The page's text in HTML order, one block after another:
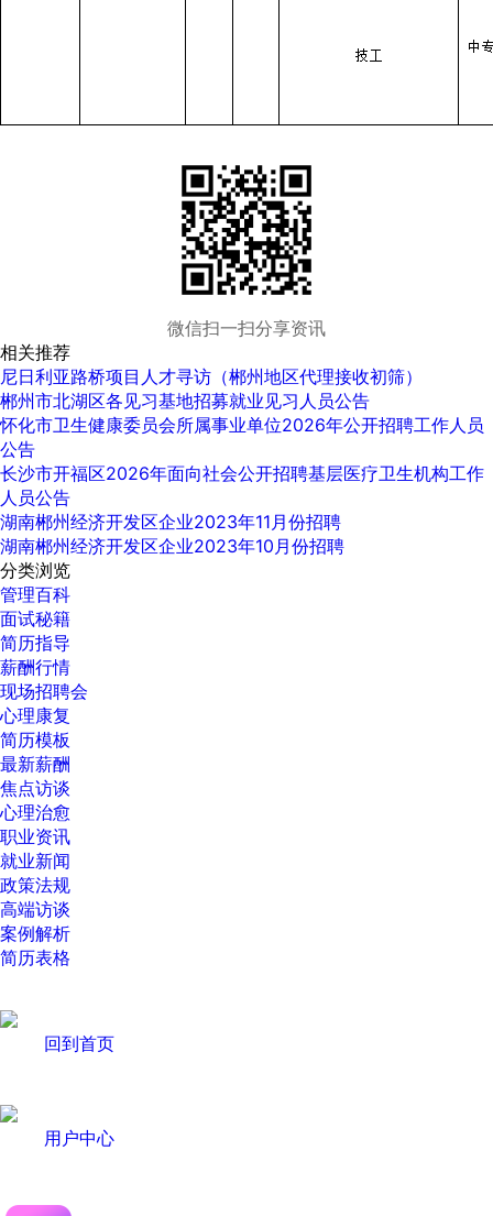
微信扫一扫分享资讯
相关推荐
尼日利亚路桥项目人才寻访（郴州地区代理接收初筛）
郴州市北湖区各见习基地招募就业见习人员公告
怀化市卫生健康委员会所属事业单位2026年公开招聘工作人员
公告
长沙市开福区2026年面向社会公开招聘基层医疗卫生机构工作
人员公告
湖南郴州经济开发区企业2023年11月份招聘
湖南郴州经济开发区企业2023年10月份招聘
分类浏览
管理百科
面试秘籍
简历指导
薪酬行情
现场招聘会
心理康复
简历模板
最新薪酬
焦点访谈
心理治愈
职业资讯
就业新闻
政策法规
高端访谈
案例解析
简历表格
回到首页
用户中心